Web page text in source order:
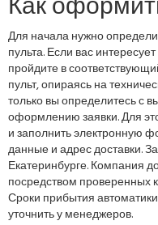
Для начала нужно
пульта. Если вас
пройдите в
пульт, опираясь на
только вы определитесь с
оформлению заявки. Для
и заполнить электронную
данные и адрес доставки.
Екатеринбурге. Компания
посредством проверенных
Сроки прибытия
уточнить у менеджеров.